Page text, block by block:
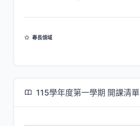
專長領域
115學年度第一學期 開課清單